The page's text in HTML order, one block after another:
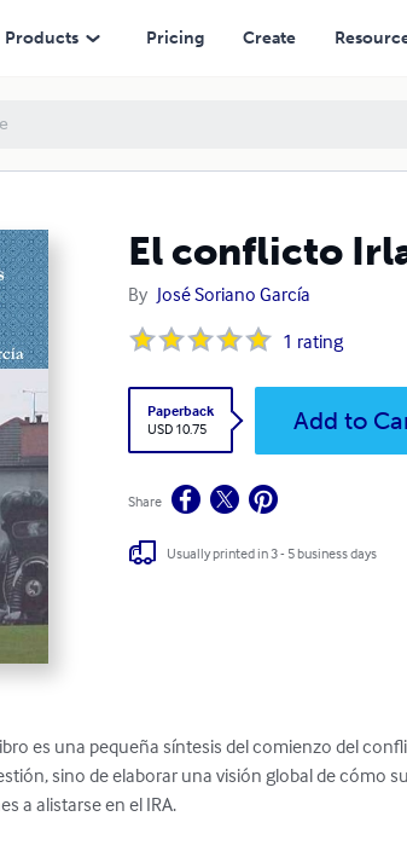
Products Pricing Create
El conflicto
By José Soriano García
1 rating
Paperback
USD 10.75
Add to
Share
Usually printed in 3 - 5 business days
es una pequeña síntesis del comienzo del
sino de elaborar una visión global de cómo
a alistarse en el IRA.